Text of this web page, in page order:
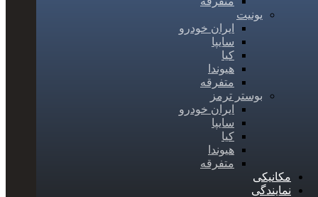
یونیت
ایران خودرو
سایپا
کیا
هیوندا
متفرقه
بوستر ترمز
ایران خودرو
سایپا
کیا
هیوندا
متفرقه
مکانیکی
نمایندگی